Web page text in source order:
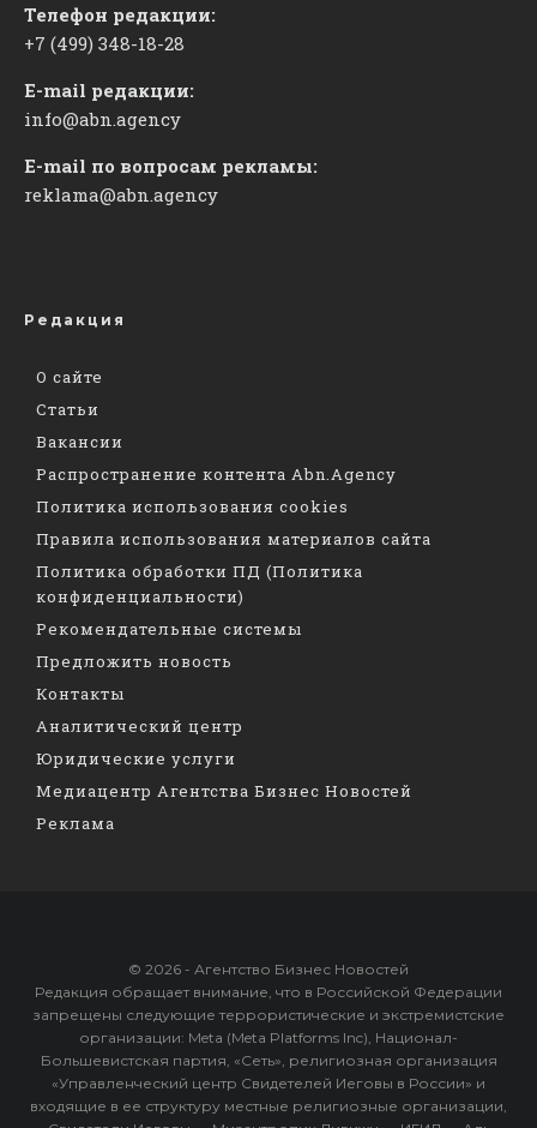
Телефон редакции:
+7 (499) 348-18-28
E-mail редакции:
info@abn.agency
E-mail по вопросам рекламы:
reklama@abn.agency
Редакция
О сайте
Статьи
Вакансии
Распространение контента Abn.Agency
Политика использования cookies
Правила использования материалов сайта
Политика обработки ПД (Политика
конфиденциальности)
Рекомендательные системы
Предложить новость
Контакты
Аналитический центр
Юридические услуги
Медиацентр Агентства Бизнес Новостей
Реклама
© 2026 - Агентство Бизнес Новостей
Редакция обращает внимание, что в Российской Федерации
запрещены следующие террористические и экстремистские
организации: Meta (Meta Platforms Inc), Национал-
Большевистская партия, «Сеть», религиозная организация
«Управленческий центр Свидетелей Иеговы в России» и
входящие в ее структуру местные религиозные организации,